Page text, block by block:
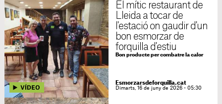
El mític restaurant de
Lleida a tocar de
l'estació on gaudir d'un
bon esmorzar de
forquilla d'estiu
Bon producte per combatre la calor
Esmorzarsdeforquilla.cat
Dimarts, 16 de juny de 2026 - 05:30